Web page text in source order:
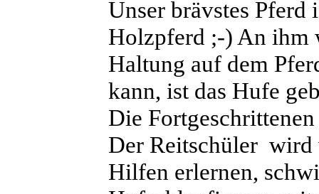
Unser brävstes Pferd
Holzpferd ;-) An ihm
Haltung auf dem
kann, ist das Hufe
Die
Der Reitschüler wird
Hilfen erlernen,